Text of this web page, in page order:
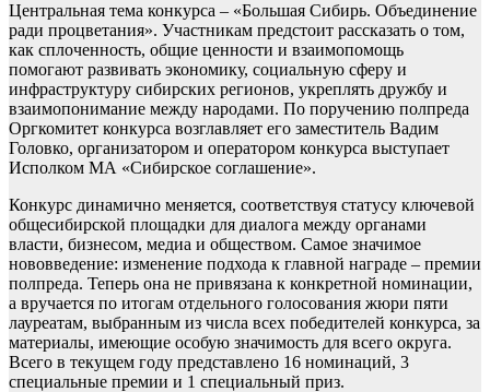
Центральная тема конкурса – «Большая Сибирь. Объединение
ради процветания». Участникам предстоит рассказать о том,
как сплоченность, общие ценности и взаимопомощь
помогают развивать экономику, социальную сферу и
инфраструктуру сибирских регионов, укреплять дружбу и
взаимопонимание между народами. По поручению полпреда
Оргкомитет конкурса возглавляет его заместитель Вадим
Головко, организатором и оператором конкурса выступает
Исполком МА «Сибирское соглашение».
Конкурс динамично меняется, соответствуя статусу ключевой
общесибирской площадки для диалога между органами
власти, бизнесом, медиа и обществом. Самое значимое
нововведение: изменение подхода к главной награде – премии
полпреда. Теперь она не привязана к конкретной номинации,
а вручается по итогам отдельного голосования жюри пяти
лауреатам, выбранным из числа всех победителей конкурса, за
материалы, имеющие особую значимость для всего округа.
Всего в текущем году представлено 16 номинаций, 3
специальные премии и 1 специальный приз.